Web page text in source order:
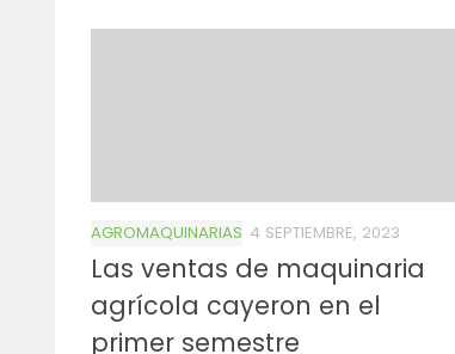
AGROMAQUINARIAS 4 SEPTIEMBRE, 2023
Las ventas de maquinaria
agrícola cayeron en el
primer semestre